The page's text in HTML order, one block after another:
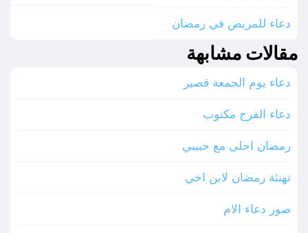
دعاء للمريض في رمضان
مقالات مشابهة
دعاء يوم الجمعة قصير
دعاء الفرج مكتوب
رمضان احلى مع حبيبي
تهنئة رمضان لابن اخي
صور دعاء الام